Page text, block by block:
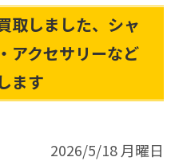
取しました、シャ
アクセサリーなど
ます
2026/5/18 月曜日